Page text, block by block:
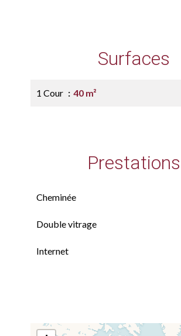
Surfaces
1 Cour 40 m²
Prestations
Cheminée
Double vitrage
Internet